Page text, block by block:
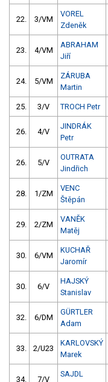
22. 3/VM
VOREL
Zdeněk
23. 4/VM
ABRAHAM
Jiří
24. 5/VM
ZÁRUBA
Martin
25. 3/V TROCH Petr
26. 4/V
JINDRÁK
Petr
26. 5/V
OUTRATA
Jindřich
28. 1/ZM
VENC
Štěpán
29. 2/ZM
VANĚK
Matěj
30. 6/VM
KUCHAŘ
Jaromír
30. 6/V
HAJSKÝ
Stanislav
32. 6/DM
GÜRTLER
Adam
33. 2/U23
KARLOVSKÝ
Marek
34. 7/V
SAJDL